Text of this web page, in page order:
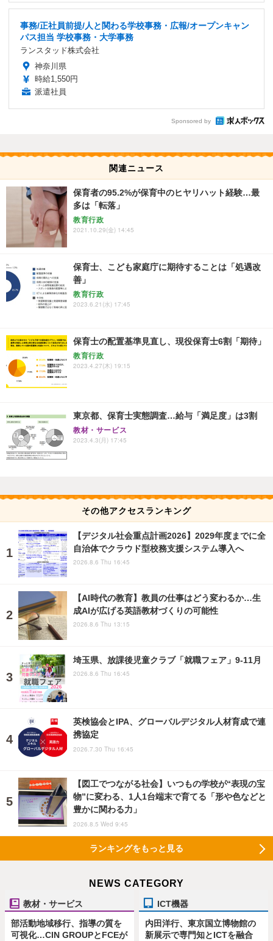
事務/正社員前提/人と関わる学校事務・広報/オープンキャン
パス担当 学校事務・大学事務
ランスタッド株式会社
神奈川県
時給1,550円
派遣社員
Sponsored by
関連ニュース
保育者の95.2%が保育中のヒヤリハット経験…最
多は「転落」
教育行政
2021.10.29(金) 14:45
保育士、こども家庭庁に期待することは「処遇改
善」
教育行政
2023.6.21(水) 17:45
保育士の配置基準見直し、現役保育士6割「期待」
教育行政
2023.4.27(木) 19:15
東京都、保育士実態調査…給与「満足度」は3割
教材・サービス
2023.4.3(月) 17:45
その他アクセスランキング
【デジタル社会重点計画2026】2029年度までに全
自治体でクラウド型校務支援システム導入へ
2026.8.6 Thu 16:45
【AI時代の教育】教員の仕事はどう変わるか…生
成AIが広げる英語教材づくりの可能性
2026.8.6 Thu 13:15
埼玉県、放課後児童クラブ「就職フェア」9-11月
2026.8.6 Thu 16:45
英検協会とIPA、グローバルデジタル人材育成で連
携協定
2026.7.30 Thu 16:45
【図工でつながる社会】いつもの学校が“表現の宝
物”に変わる、1人1台端末で育てる「形や色などと
豊かに関わる力」
2026.8.5 Wed 9:45
ランキングをもっと見る
NEWS CATEGORY
教材・サービス
部活動地域移行、指導の質を
可視化…CIN GROUPとFCEが
ICT機器
内田洋行、東京国立博物館の
新展示で専門知とICTを融合